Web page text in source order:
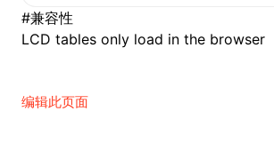
#兼容性
LCD tables only load in the browser
编辑此页面